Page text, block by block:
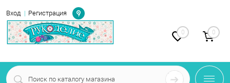
Вход Регистрация
Определение
0 0